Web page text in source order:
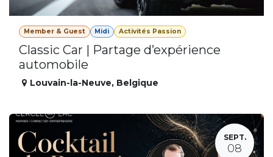
Member & Guest Midi Activités Passion
Classic Car | Partage d’expérience
automobile
Louvain-la-Neuve, Belgique
SEPT.
08